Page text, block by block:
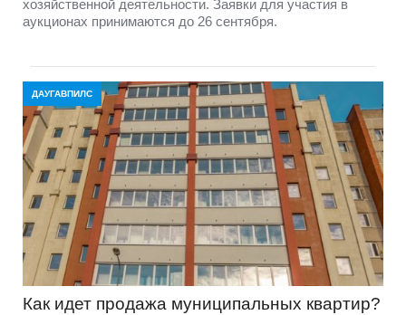
хозяйственной деятельности. Заявки для участия в
аукционах принимаются до 26 сентября.
ДАУГАВПИЛС
Как идет продажа муниципальных квартир?